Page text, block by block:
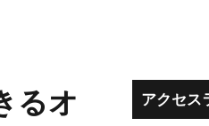
るオ
アクセス